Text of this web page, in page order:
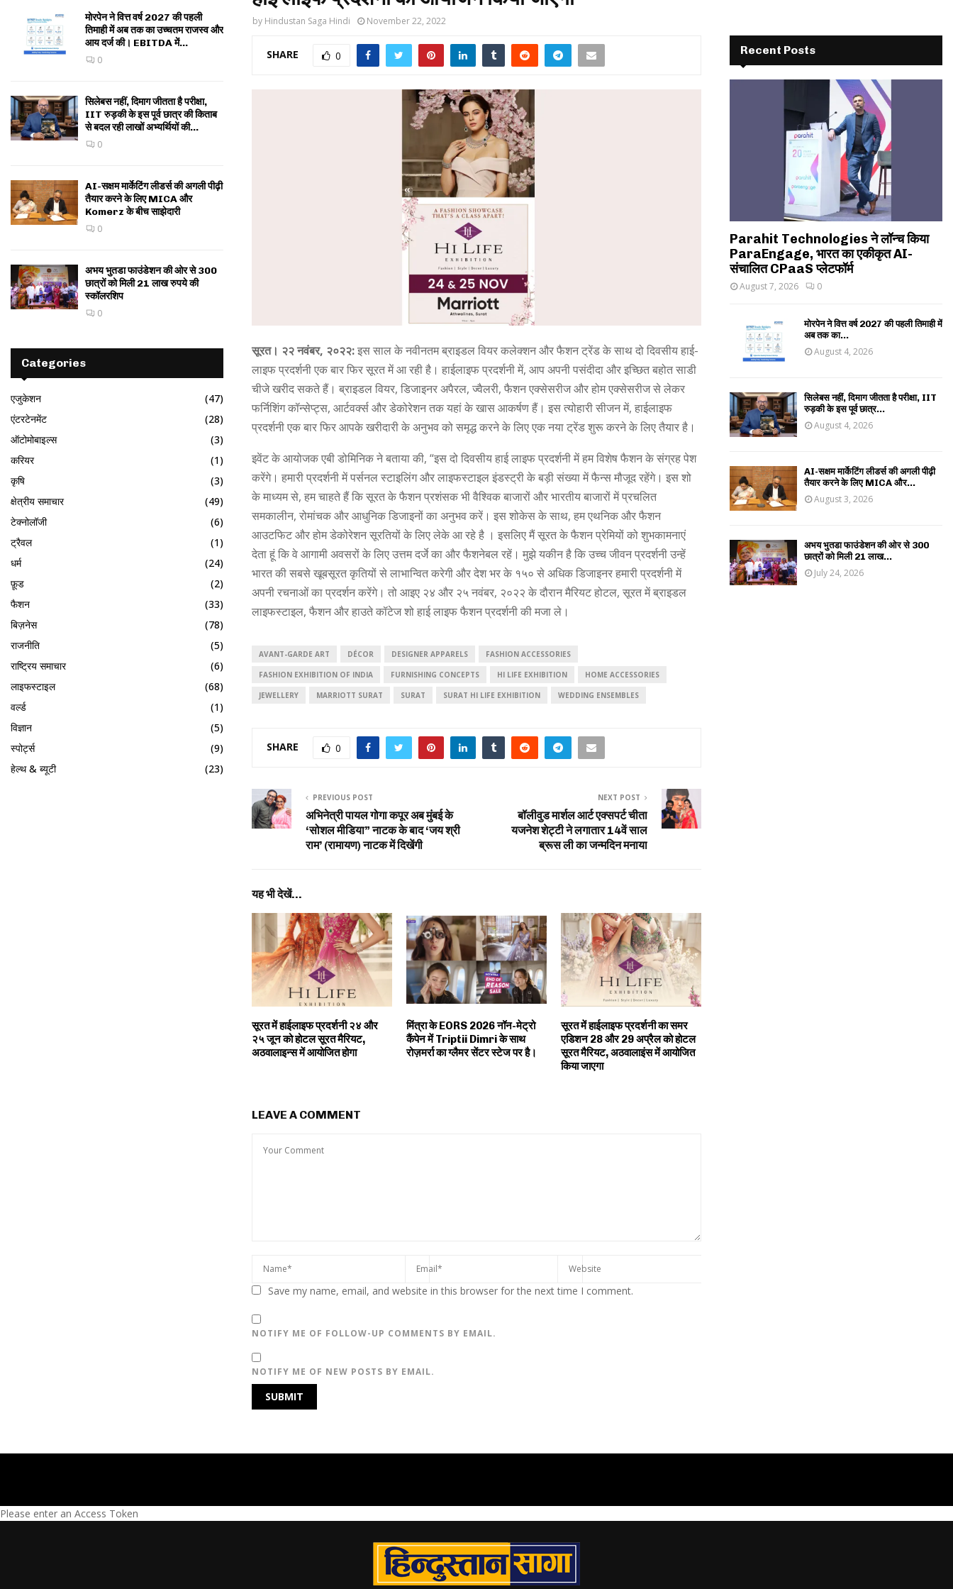
by Hindustan Saga Hindi November 22, 2022
SHARE 0
सूरत। २२ नवंबर, २०२२:इस साल के नवीनतम ब्राइडल वियर कलेक्शन और फैशन ट्रेंड के साथ दो दिवसीय हाई-
लाइफ प्रदर्शनी एक बार फिर सूरत में आ रही है। हाईलाइफ प्रदर्शनी में, आप अपनी पसंदीदा और इच्छित बहोत साडी
चीजे खरीद सकते हैं। ब्राइडल वियर, डिजाइनर अपैरल, ज्वैलरी, फैशन एक्सेसरीज और होम एक्सेसरीज से लेकर
फर्निशिंग कॉन्सेप्ट्स, आर्टवर्क्स और डेकोरेशन तक यहां के खास आकर्षण हैं। इस त्योहारी सीजन में, हाईलाइफ
प्रदर्शनी एक बार फिर आपके खरीदारी के अनुभव को समृद्ध करने के लिए एक नया ट्रेंड शुरू करने के लिए तैयार है।
इवेंट के आयोजक एबी डोमिनिक ने बताया की, “इस दो दिवसीय हाई लाइफ प्रदर्शनी में हम विशेष फैशन के संग्रह पेश
करेंगे। हमारी प्रदर्शनी में पर्सनल स्टाइलिंग और लाइफस्टाइल इंडस्ट्री के बड़ी संख्या में फैन्स मौजूद रहेंगे। इस शो
के माध्यम से, हम चाहते हैं कि सूरत के फैशन प्रशंसक भी वैश्विक बाजारों और भारतीय बाजारों में प्रचलित
समकालीन, रोमांचक और आधुनिक डिजाइनों का अनुभव करें। इस शोकेस के साथ, हम एथनिक और फैशन
आउटफिट और होम डेकोरेशन सूरतियों के लिए लेके आ रहे है । इसलिए मैं सूरत के फैशन प्रेमियों को शुभकामनाएं
देता हूं कि वे आगामी अवसरों के लिए उत्तम दर्जे का और फैशनेबल रहें। मुझे यकीन है कि उच्च जीवन प्रदर्शनी उन्हें
भारत की सबसे खूबसूरत कृतियों से लाभान्वित करेगी और देश भर के १५० से अधिक डिजाइनर हमारी प्रदर्शनी में
अपनी रचनाओं का प्रदर्शन करेंगे। तो आइए २४ और २५ नवंबर, २०२२ के दौरान मैरियट होटल, सूरत में ब्राइडल
लाइफस्टाइल, फैशन और हाउते कॉटेज शो हाई लाइफ फैशन प्रदर्शनी की मजा ले।
AVANT-GARDE ART DÉCOR DESIGNER APPARELS FASHION ACCESSORIES
FASHION EXHIBITION OF INDIA FURNISHING CONCEPTS HI LIFE EXHIBITION HOME ACCESSORIES
JEWELLERY MARRIOTT SURAT SURAT SURAT HI LIFE EXHIBITION WEDDING ENSEMBLES
SHARE 0
PREVIOUS POST
अभिनेत्री पायल गोगा कपूर अब मुंबई के
‘सोशल मीडिया” नाटक के बाद ‘जय श्री
राम’ (रामायण) नाटक में दिखेंगी
NEXT POST
बॉलीवुड मार्शल आर्ट एक्सपर्ट चीता
यजनेश शेट्टी ने लगातार 14वें साल
ब्रूस ली का जन्मदिन मनाया
यह भी देखें...
सूरत में हाईलाइफ प्रदर्शनी २४ और
२५ जून को होटल सूरत मैरियट,
अठवालाइन्स में आयोजित होगा
मिंत्रा के EORS 2026 नॉन-मेट्रो
कैंपेन में Triptii Dimri के साथ
रोज़मर्रा का ग्लैमर सेंटर स्टेज पर है।
सूरत में हाईलाइफ प्रदर्शनी का समर
एडिशन 28 और 29 अप्रैल को होटल
सूरत मैरियट, अठवालाइंस में आयोजित
किया जाएगा
LEAVE A COMMENT
Save my name, email, and website in this browser for the next time I comment.
NOTIFY ME OF FOLLOW-UP COMMENTS BY EMAIL.
NOTIFY ME OF NEW POSTS BY EMAIL.
मोरपेन ने वित्त वर्ष 2027 की पहली
तिमाही में अब तक का उच्चतम राजस्व और
आय दर्ज की। EBITDA में...
0
सिलेबस नहीं, दिमाग जीतता है परीक्षा,
IIT रुड़की के इस पूर्व छात्र की किताब
से बदल रही लाखों अभ्यर्थियों की...
0
AI-सक्षम मार्केटिंग लीडर्स की अगली पीढ़ी
तैयार करने के लिए MICA और
Komerz के बीच साझेदारी
0
अभय भुतडा फाउंडेशन की ओर से 300
छात्रों को मिली 21 लाख रुपये की
स्कॉलरशिप
0
Categories
एजुकेशन
(47)
एंटरटेनमेंट
(28)
ऑटोमोबाइल्स
(3)
करियर
(1)
कृषि
(3)
क्षेत्रीय समाचार
(49)
टेक्नोलॉजी
(6)
ट्रैवल
(1)
धर्म
(24)
फ़ूड
(2)
फैशन
(33)
बिज़नेस
(78)
राजनीति
(5)
राष्ट्रिय समाचार
(6)
लाइफस्टाइल
(68)
वर्ल्ड
(1)
विज्ञान
(5)
स्पोर्ट्स
(9)
हेल्थ & ब्यूटी
(23)
Recent Posts
Parahit Technologies ने लॉन्च किया
ParaEngage, भारत का एकीकृत AI-
संचालित CPaaS प्लेटफॉर्म
August 7, 2026 0
मोरपेन ने वित्त वर्ष 2027 की पहली तिमाही में
अब तक का...
August 4, 2026
सिलेबस नहीं, दिमाग जीतता है परीक्षा, IIT
रुड़की के इस पूर्व छात्र...
August 4, 2026
AI-सक्षम मार्केटिंग लीडर्स की अगली पीढ़ी
तैयार करने के लिए MICA और...
August 3, 2026
अभय भुतडा फाउंडेशन की ओर से 300
छात्रों को मिली 21 लाख...
July 24, 2026
Please enter an Access Token